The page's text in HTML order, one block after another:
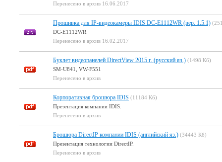
Перенесено в архив 16.06.2017
Прошивка для IP-видеокамеры IDIS DC-E1112WR (вер. 1.5.1)
DC-E1112WR
Перенесено в архив 16.02.2017
Буклет видеопанелей DirectView 2015 г. (русский яз.) (1498 Кб)
SM-U841, VW-F551
Перенесено в архив
Корпоративная брошюра IDIS (11184 Кб)
Презентация компании IDIS.
Перенесено в архив
Брошюра DirectIP компании IDIS (английский яз.) (34443 Кб)
Презентация технологии DirectIP.
Перенесено в архив